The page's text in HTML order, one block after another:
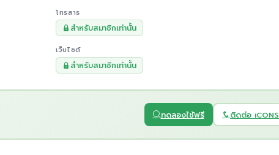
โทรสาร
สำหรับสมาชิกเท่านั้น
เว็บไซต์
สำหรับสมาชิกเท่านั้น
ทดลองใช้ฟรี ติดต่อ iCONS